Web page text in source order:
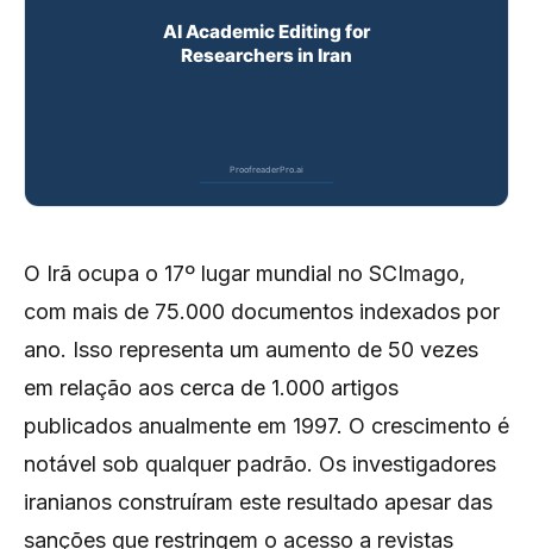
O Irã ocupa o 17º lugar mundial no SCImago,
com mais de 75.000 documentos indexados por
ano. Isso representa um aumento de 50 vezes
em relação aos cerca de 1.000 artigos
publicados anualmente em 1997. O crescimento é
notável sob qualquer padrão. Os investigadores
iranianos construíram este resultado apesar das
sanções que restringem o acesso a revistas